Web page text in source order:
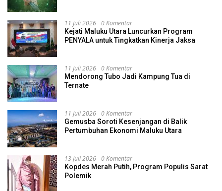
11 Juli 2026 0 Komentar
Kejati Maluku Utara Luncurkan Program
PENYALA untuk Tingkatkan Kinerja Jaksa
11 Juli 2026 0 Komentar
Mendorong Tubo Jadi Kampung Tua di
Ternate
11 Juli 2026 0 Komentar
Gemusba Soroti Kesenjangan di Balik
Pertumbuhan Ekonomi Maluku Utara
13 Juli 2026 0 Komentar
Kopdes Merah Putih, Program Populis Sarat
Polemik